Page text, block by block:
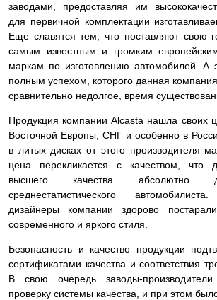
заводами, предоставляя им
для первичной комплектации
Еще славятся тем, что поставляют свою
самым известным и громким
маркам по изготовлению автомобилей. А
полным успехом, которого данная
сравнительно недолгое, время
Продукция компании Alcasta нашла своих
Восточной Европы, СНГ и особенно в
в литых дисках от этого производителя
цена перекликается с качеством, что
высшего качества абсолютно
среднестатистического
дизайнеры компании здорово
современного и яркого стиля.
Безопасность и качество продукции
сертификатами качества и соответствия
В свою очередь заводы-
проверку системы качества, и при этом